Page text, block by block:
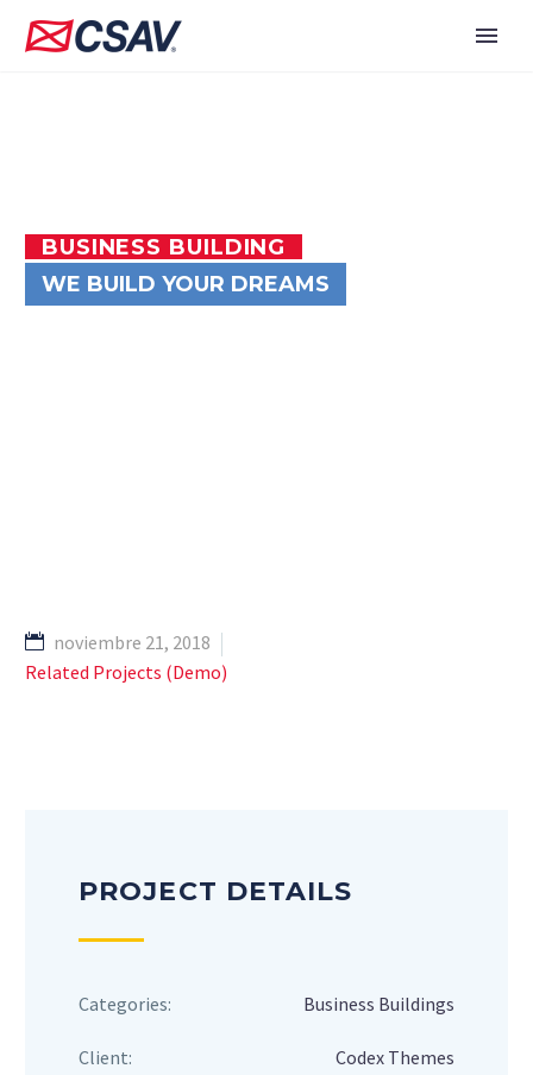
BUSINESS BUILDING
WE BUILD YOUR DREAMS
noviembre 21, 2018
Related Projects (Demo)
PROJECT DETAILS
Categories: Business Buildings
Client: Codex Themes